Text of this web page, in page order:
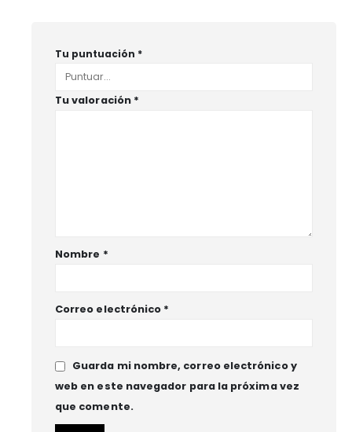
Tu puntuación *
Tu valoración *
Nombre *
Correo electrónico *
Guarda mi nombre, correo electrónico y
web en este navegador para la próxima vez
que comente.